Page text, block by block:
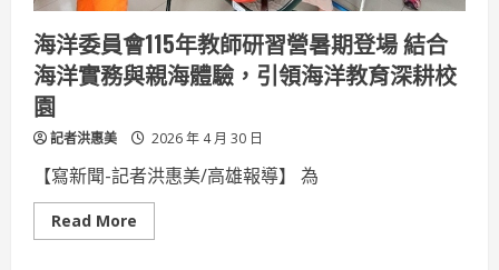
腔
照
護
海洋委員會115年教師研習營暑期登場 結合
海洋實務與親海體驗，引領海洋教育深耕校
園
記者洪惠美 2026 年 4 月 30 日
【寫新聞-記者洪惠美/高雄報導】 為
Read More
more